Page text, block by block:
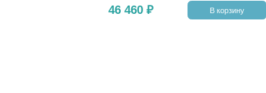
46 460 ₽ В корзину